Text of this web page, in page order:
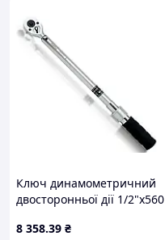
Ключ динамометричний
двосторонньої дії 1/2"x560
ANAS1635
8 358.39 ₴